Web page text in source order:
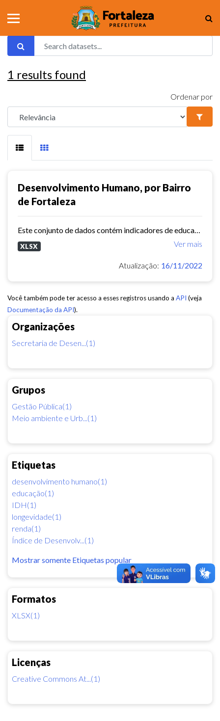
Organizações
Secretaria de Desen...(1)
Grupos
Gestão Pública(1)
Meio ambiente e Urb...(1)
Etiquetas
desenvolvimento humano(1)
educação(1)
IDH(1)
longevidade(1)
renda(1)
Índice de Desenvolv...(1)
Mostrar somente Etiquetas popular
Formatos
XLSX(1)
Licenças
Creative Commons At...(1)
1 results found
Ordenar por
Desenvolvimento Humano, por Bairro
de Fortaleza
Ver mais
XLSX
Atualização: 16/11/2022
Você também pode ter acesso a esses registros usando a API (veja
Documentação da API).